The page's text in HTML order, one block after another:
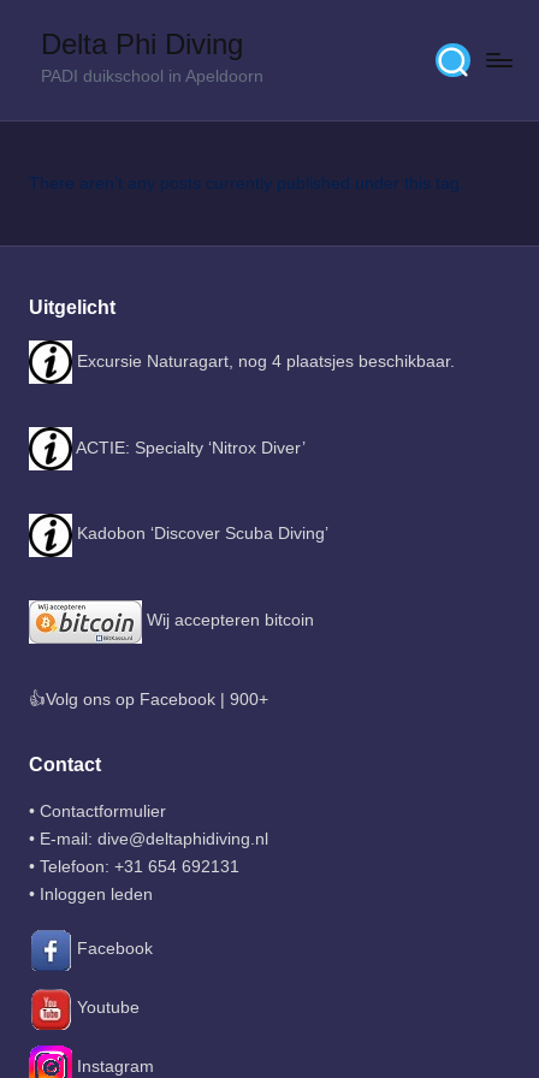
Delta Phi Diving
PADI duikschool in Apeldoorn
There aren’t any posts currently published under this tag.
Uitgelicht
Excursie Naturagart, nog 4 plaatsjes beschikbaar.
ACTIE: Specialty ‘Nitrox Diver’
Kadobon ‘Discover Scuba Diving’
Wij accepteren bitcoin
👍Volg ons op Facebook | 900+
Contact
• Contactformulier
• E-mail: dive@deltaphidiving.nl
• Telefoon: +31 654 692131
• Inloggen leden
Facebook
Youtube
Instagram